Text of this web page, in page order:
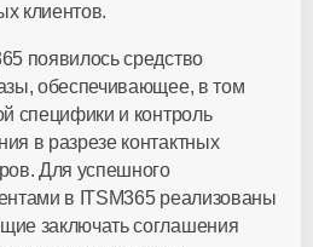
клиентов.
появилось средство
обеспечивающее, в том
специфики и контроль
в разрезе контактных
Для успешного
в ITSM365 реализованы
заключать соглашения